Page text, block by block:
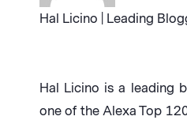
Hal Licino | Leading
Hal Licino is a leading
one of the Alexa Top